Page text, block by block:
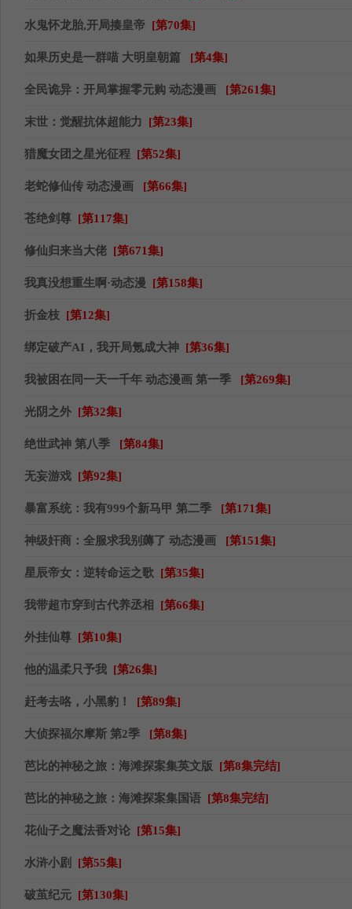
水鬼怀龙胎,开局揍皇帝 [第70集]
如果历史是一群喵 大明皇朝篇 [第4集]
全民诡异：开局掌握零元购 动态漫画 [第261集]
末世：觉醒抗体超能力​ [第23集]
猎魔女团之星光征程 [第52集]
老蛇修仙传 动态漫画 [第66集]
苍绝剑尊 [第117集]
修仙归来当大佬 [第671集]
​我真没想重生啊·动态漫​ [第158集]
折金枝 [第12集]
绑定破产AI，我开局氪成大神 [第36集]
我被困在同一天一千年 动态漫画 第一季 [第269集]
光阴之外 [第32集]
绝世武神 第八季 [第84集]
无妄游戏 [第92集]
暴富系统：我有999个新马甲 第二季 [第171集]
神级奸商：全服求我别薅了 动态漫画 [第151集]
星辰帝女：逆转命运之歌 [第35集]
我带超市穿到古代养丞相 [第66集]
外挂仙尊 [第10集]
他的温柔只予我 [第26集]
赶考去咯，小黑豹！ [第89集]
大侦探福尔摩斯 第2季 [第8集]
芭比的神秘之旅：海滩探案集英文版 [第8集完结]
芭比的神秘之旅：海滩探案集国语 [第8集完结]
花仙子之魔法香对论 [第15集]
水浒小剧 [第55集]
破茧纪元 [第130集]